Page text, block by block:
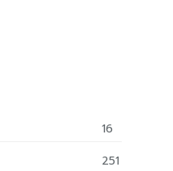
16
251